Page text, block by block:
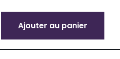
Ajouter au panier